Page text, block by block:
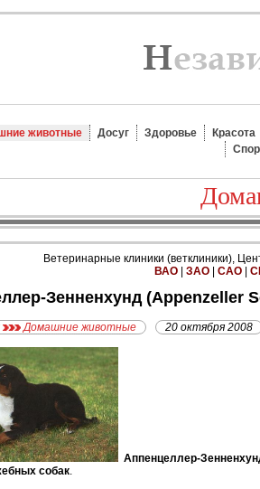
животные Досуг Здоровье Красота
Ветеринарные клиники (ветклиники),
ВАО
ЗАО САО
Зенненхунд (Appenzeller
Домашние животные 20 октября 2008
Аппенцеллер-
собак.